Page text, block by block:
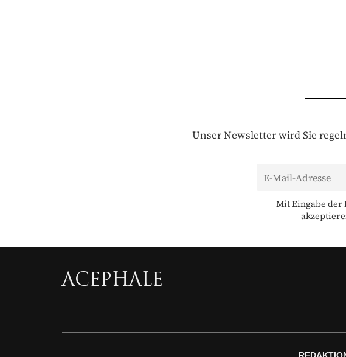
Unser Newsletter wird Sie
Mit Eingabe der
ACEPHALE